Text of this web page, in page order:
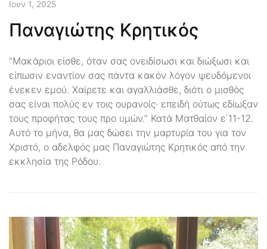
Ιουν 1, 2025
Παναγιώτης Κρητικός
“Μακάριοι είσθε, όταν σας ονειδίσωσι και διώξωσι και
είπωσιν εναντίον σας πάντα κακόν λόγον ψευδόμενοι
ένεκεν εμού. Χαίρετε και αγαλλιάσθε, διότι ο μισθός
σας είναι πολύς εν τοις ουρανοίς· επειδή ούτως εδίωξαν
τους προφήτας τους προ υμών.” Κατά Ματθαίον ε΄11-12.
Αυτό το μήνα, θα μας δώσει την μαρτυρία του για τον
Χριστό, ο αδελφός μας Παναγιώτης Κρητικός από την
εκκλησία της Ρόδου.